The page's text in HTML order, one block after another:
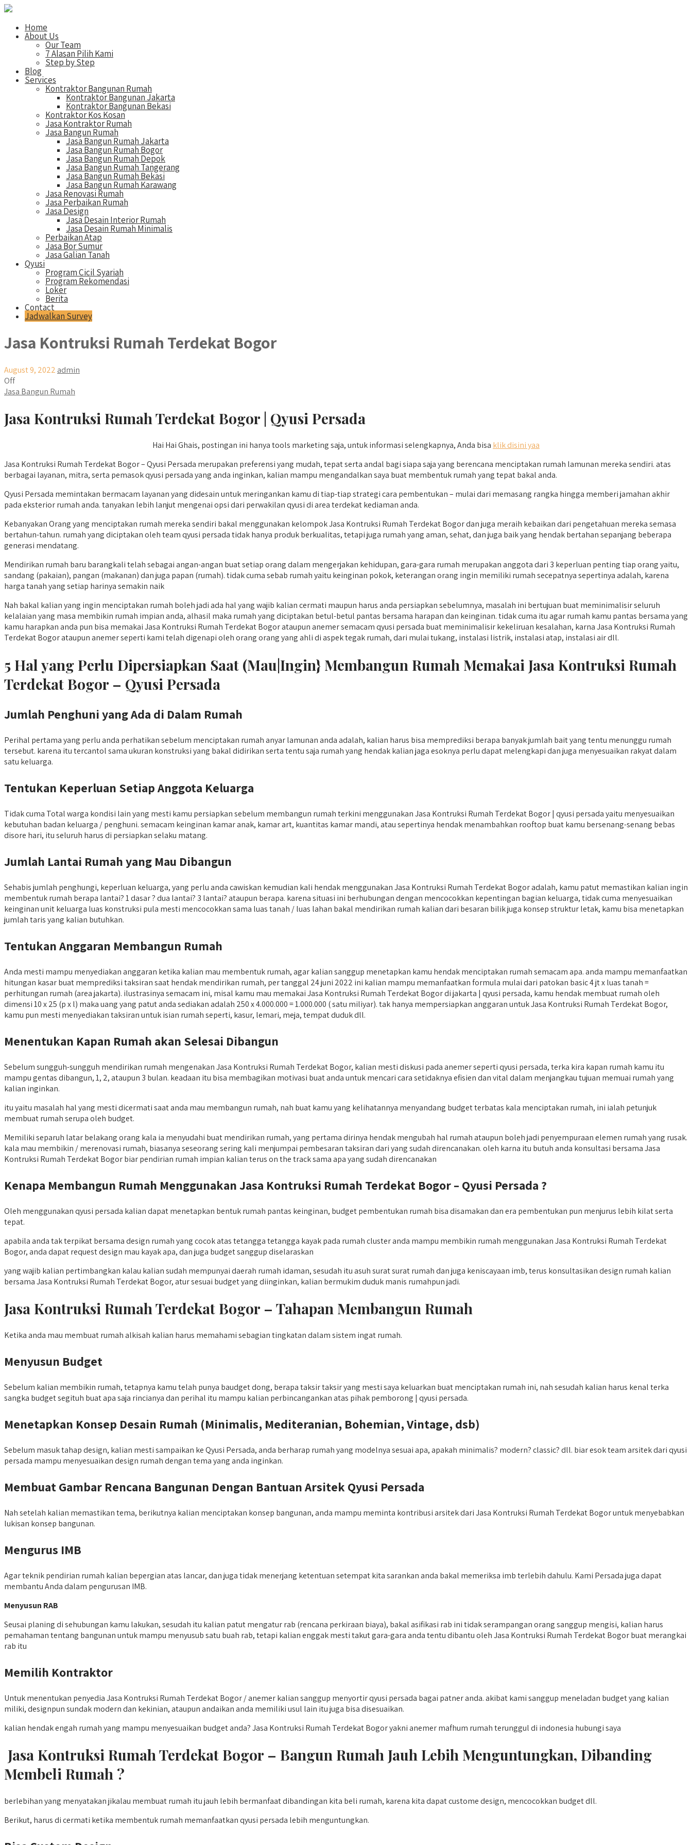
Home
About Us
Our Team
7 Alasan Pilih Kami
Step by Step
Blog
Services
Kontraktor Bangunan Rumah
Kontraktor Bangunan Jakarta
Kontraktor Bangunan Bekasi
Kontraktor Kos Kosan
Jasa Kontraktor Rumah
Jasa Bangun Rumah
Jasa Bangun Rumah Jakarta
Jasa Bangun Rumah Bogor
Jasa Bangun Rumah Depok
Jasa Bangun Rumah Tangerang
Jasa Bangun Rumah Bekasi
Jasa Bangun Rumah Karawang
Jasa Renovasi Rumah
Jasa Perbaikan Rumah
Jasa Design
Jasa Desain Interior Rumah
Jasa Desain Rumah Minimalis
Perbaikan Atap
Jasa Bor Sumur
Jasa Galian Tanah
Qyusi
Program Cicil Syariah
Program Rekomendasi
Loker
Berita
Contact
Jadwalkan Survey
Jasa Kontruksi Rumah Terdekat Bogor
August 9, 2022 admin
Off
Jasa Bangun Rumah
Jasa Kontruksi Rumah Terdekat Bogor | Qyusi Persada
Hai Hai Ghais, postingan ini hanya tools marketing saja, untuk informasi selengkapnya, Anda bisa klik disini yaa
Jasa Kontruksi Rumah Terdekat Bogor – Qyusi Persada merupakan preferensi yang mudah, tepat serta andal bagi siapa saja yang berencana menciptakan rumah lamunan mereka sendiri. atas
berbagai layanan, mitra, serta pemasok qyusi persada yang anda inginkan, kalian mampu mengandalkan saya buat membentuk rumah yang tepat bakal anda.
Qyusi Persada memintakan bermacam layanan yang didesain untuk meringankan kamu di tiap-tiap strategi cara pembentukan – mulai dari memasang rangka hingga memberi jamahan akhir
pada eksterior rumah anda. tanyakan lebih lanjut mengenai opsi dari perwakilan qyusi di area terdekat kediaman anda.
Kebanyakan Orang yang menciptakan rumah mereka sendiri bakal menggunakan kelompok Jasa Kontruksi Rumah Terdekat Bogor dan juga meraih kebaikan dari pengetahuan mereka semasa
bertahun-tahun. rumah yang diciptakan oleh team qyusi persada tidak hanya produk berkualitas, tetapi juga rumah yang aman, sehat, dan juga baik yang hendak bertahan sepanjang beberapa
generasi mendatang.
Mendirikan rumah baru barangkali telah sebagai angan-angan buat setiap orang dalam mengerjakan kehidupan, gara-gara rumah merupakan anggota dari 3 keperluan penting tiap orang yaitu,
sandang (pakaian), pangan (makanan) dan juga papan (rumah). tidak cuma sebab rumah yaitu keinginan pokok, keterangan orang ingin memiliki rumah secepatnya sepertinya adalah, karena
harga tanah yang setiap harinya semakin naik
Nah bakal kalian yang ingin menciptakan rumah boleh jadi ada hal yang wajib kalian cermati maupun harus anda persiapkan sebelumnya, masalah ini bertujuan buat meminimalisir seluruh
kelalaian yang masa membikin rumah impian anda, alhasil maka rumah yang diciptakan betul-betul pantas bersama harapan dan keinginan. tidak cuma itu agar rumah kamu pantas bersama yang
kamu harapkan anda pun bisa memakai Jasa Kontruksi Rumah Terdekat Bogor ataupun anemer semacam qyusi persada buat meminimalisir kekeliruan kesalahan, karna Jasa Kontruksi Rumah
Terdekat Bogor ataupun anemer seperti kami telah digenapi oleh orang orang yang ahli di aspek tegak rumah, dari mulai tukang, instalasi listrik, instalasi atap, instalasi air dll.
5 Hal yang Perlu Dipersiapkan Saat (Mau|Ingin} Membangun Rumah Memakai Jasa Kontruksi Rumah
Terdekat Bogor – Qyusi Persada
Jumlah Penghuni yang Ada di Dalam Rumah
Perihal pertama yang perlu anda perhatikan sebelum menciptakan rumah anyar lamunan anda adalah, kalian harus bisa memprediksi berapa banyak jumlah bait yang tentu menunggu rumah
tersebut. karena itu tercantol sama ukuran konstruksi yang bakal didirikan serta tentu saja rumah yang hendak kalian jaga esoknya perlu dapat melengkapi dan juga menyesuaikan rakyat dalam
satu keluarga.
Tentukan Keperluan Setiap Anggota Keluarga
Tidak cuma Total warga kondisi lain yang mesti kamu persiapkan sebelum membangun rumah terkini menggunakan Jasa Kontruksi Rumah Terdekat Bogor | qyusi persada yaitu menyesuaikan
kebutuhan badan keluarga / penghuni. semacam keinginan kamar anak, kamar art, kuantitas kamar mandi, atau sepertinya hendak menambahkan rooftop buat kamu bersenang-senang bebas
disore hari, itu seluruh harus di persiapkan selaku matang.
Jumlah Lantai Rumah yang Mau Dibangun
Sehabis jumlah penghungi, keperluan keluarga, yang perlu anda cawiskan kemudian kali hendak menggunakan Jasa Kontruksi Rumah Terdekat Bogor adalah, kamu patut memastikan kalian ingin
membentuk rumah berapa lantai? 1 dasar ? dua lantai? 3 lantai? ataupun berapa. karena situasi ini berhubungan dengan mencocokkan kepentingan bagian keluarga, tidak cuma menyesuaikan
keinginan unit keluarga luas konstruksi pula mesti mencocokkan sama luas tanah / luas lahan bakal mendirikan rumah kalian dari besaran bilik juga konsep struktur letak, kamu bisa menetapkan
jumlah taris yang kalian butuhkan.
Tentukan Anggaran Membangun Rumah
Anda mesti mampu menyediakan anggaran ketika kalian mau membentuk rumah, agar kalian sanggup menetapkan kamu hendak menciptakan rumah semacam apa. anda mampu memanfaatkan
hitungan kasar buat memprediksi taksiran saat hendak mendirikan rumah, per tanggal 24 juni 2022 ini kalian mampu memanfaatkan formula mulai dari patokan basic 4 jt x luas tanah =
perhitungan rumah (area jakarta). ilustrasinya semacam ini, misal kamu mau memakai Jasa Kontruksi Rumah Terdekat Bogor di jakarta | qyusi persada, kamu hendak membuat rumah oleh
dimensi 10 x 25 (p x l) maka uang yang patut anda sediakan adalah 250 x 4.000.000 = 1.000.000 ( satu miliyar). tak hanya mempersiapkan anggaran untuk Jasa Kontruksi Rumah Terdekat Bogor,
kamu pun mesti menyediakan taksiran untuk isian rumah seperti, kasur, lemari, meja, tempat duduk dll.
Menentukan Kapan Rumah akan Selesai Dibangun
Sebelum sungguh-sungguh mendirikan rumah mengenakan Jasa Kontruksi Rumah Terdekat Bogor, kalian mesti diskusi pada anemer seperti qyusi persada, terka kira kapan rumah kamu itu
mampu gentas dibangun, 1, 2, ataupun 3 bulan. keadaan itu bisa membagikan motivasi buat anda untuk mencari cara setidaknya efisien dan vital dalam menjangkau tujuan memuai rumah yang
kalian inginkan.
itu yaitu masalah hal yang mesti dicermati saat anda mau membangun rumah, nah buat kamu yang kelihatannya menyandang budget terbatas kala menciptakan rumah, ini ialah petunjuk
membuat rumah serupa oleh budget.
Memiliki separuh latar belakang orang kala ia menyudahi buat mendirikan rumah, yang pertama dirinya hendak mengubah hal rumah ataupun boleh jadi penyempuraan elemen rumah yang rusak.
kala mau membikin / merenovasi rumah, biasanya seseorang sering kali menjumpai pembesaran taksiran dari yang sudah direncanakan. oleh karna itu butuh anda konsultasi bersama Jasa
Kontruksi Rumah Terdekat Bogor biar pendirian rumah impian kalian terus on the track sama apa yang sudah direncanakan
Kenapa Membangun Rumah Menggunakan Jasa Kontruksi Rumah Terdekat Bogor – Qyusi Persada ?
Oleh menggunakan qyusi persada kalian dapat menetapkan bentuk rumah pantas keinginan, budget pembentukan rumah bisa disamakan dan era pembentukan pun menjurus lebih kilat serta
tepat.
apabila anda tak terpikat bersama design rumah yang cocok atas tetangga tetangga kayak pada rumah cluster anda mampu membikin rumah menggunakan Jasa Kontruksi Rumah Terdekat
Bogor, anda dapat request design mau kayak apa, dan juga budget sanggup diselaraskan
yang wajib kalian pertimbangkan kalau kalian sudah mempunyai daerah rumah idaman, sesudah itu asuh surat surat rumah dan juga keniscayaan imb, terus konsultasikan design rumah kalian
bersama Jasa Kontruksi Rumah Terdekat Bogor, atur sesuai budget yang diinginkan, kalian bermukim duduk manis rumahpun jadi.
Jasa Kontruksi Rumah Terdekat Bogor – Tahapan Membangun Rumah
Ketika anda mau membuat rumah alkisah kalian harus memahami sebagian tingkatan dalam sistem ingat rumah.
Menyusun Budget
Sebelum kalian membikin rumah, tetapnya kamu telah punya baudget dong, berapa taksir taksir yang mesti saya keluarkan buat menciptakan rumah ini, nah sesudah kalian harus kenal terka
sangka budget segituh buat apa saja rincianya dan perihal itu mampu kalian perbincangankan atas pihak pemborong | qyusi persada.
Menetapkan Konsep Desain Rumah (Minimalis, Mediteranian, Bohemian, Vintage, dsb)
Sebelum masuk tahap design, kalian mesti sampaikan ke Qyusi Persada, anda berharap rumah yang modelnya sesuai apa, apakah minimalis? modern? classic? dll. biar esok team arsitek dari qyusi
persada mampu menyesuaikan design rumah dengan tema yang anda inginkan.
Membuat Gambar Rencana Bangunan Dengan Bantuan Arsitek Qyusi Persada
Nah setelah kalian memastikan tema, berikutnya kalian menciptakan konsep bangunan, anda mampu meminta kontribusi arsitek dari Jasa Kontruksi Rumah Terdekat Bogor untuk menyebabkan
lukisan konsep bangunan.
Mengurus IMB
Agar teknik pendirian rumah kalian bepergian atas lancar, dan juga tidak menerjang ketentuan setempat kita sarankan anda bakal memeriksa imb terlebih dahulu. Kami Persada juga dapat
membantu Anda dalam pengurusan IMB.
Menyusun RAB
Seusai planing di sehubungan kamu lakukan, sesudah itu kalian patut mengatur rab (rencana perkiraan biaya), bakal asifikasi rab ini tidak serampangan orang sanggup mengisi, kalian harus
pemahaman tentang bangunan untuk mampu menyusub satu buah rab, tetapi kalian enggak mesti takut gara-gara anda tentu dibantu oleh Jasa Kontruksi Rumah Terdekat Bogor buat merangkai
rab itu
Memilih Kontraktor
Untuk menentukan penyedia Jasa Kontruksi Rumah Terdekat Bogor / anemer kalian sanggup menyortir qyusi persada bagai patner anda. akibat kami sanggup meneladan budget yang kalian
miliki, designpun sundak modern dan kekinian, ataupun andaikan anda memiliki usul lain itu juga bisa disesuaikan.
kalian hendak engah rumah yang mampu menyesuaikan budget anda? Jasa Kontruksi Rumah Terdekat Bogor yakni anemer mafhum rumah terunggul di indonesia hubungi saya
Jasa Kontruksi Rumah Terdekat Bogor – Bangun Rumah Jauh Lebih Menguntungkan, Dibanding
Membeli Rumah ?
berlebihan yang menyatakan jikalau membuat rumah itu jauh lebih bermanfaat dibandingan kita beli rumah, karena kita dapat custome design, mencocokkan budget dll.
Berikut, harus di cermati ketika membentuk rumah memanfaatkan qyusi persada lebih menguntungkan.